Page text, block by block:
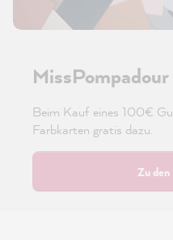
Beim Kauf eines 100€
Farbkarten gratis dazu.
Zu